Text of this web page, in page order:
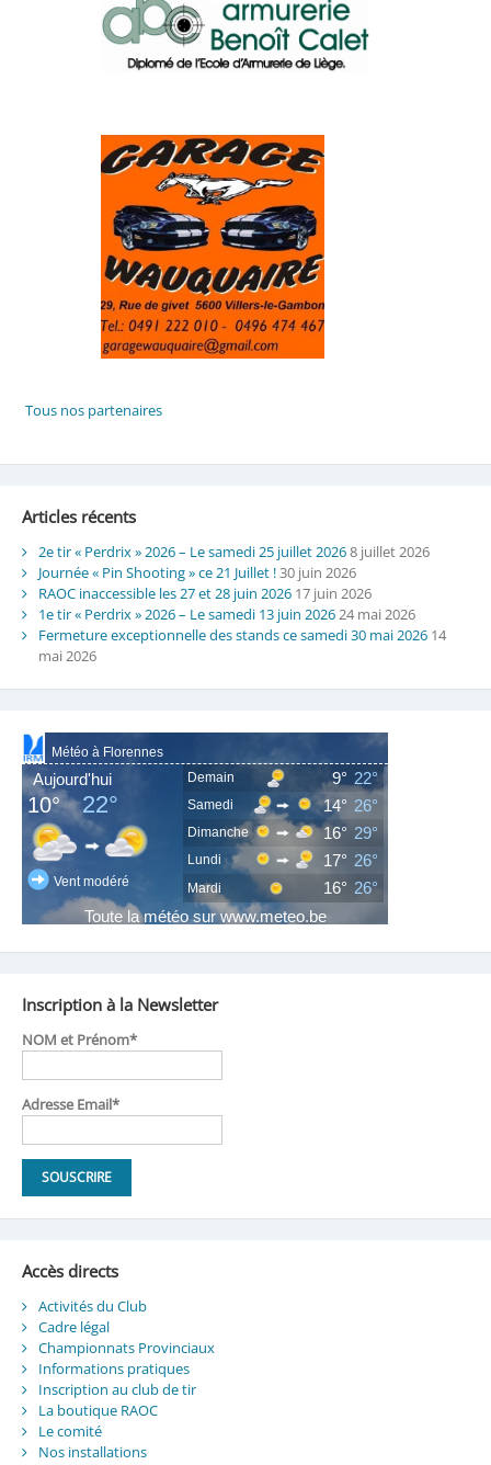
Tous nos partenaires
Articles récents
2e tir « Perdrix » 2026 – Le samedi 25 juillet 20268 juillet 2026
Journée « Pin Shooting » ce 21 Juillet !30 juin 2026
RAOC inaccessible les 27 et 28 juin 2026 17 juin 2026
1e tir « Perdrix » 2026 – Le samedi 13 juin 202624 mai 2026
Fermeture exceptionnelle des stands ce samedi 30 mai 2026 14
mai 2026
Inscription à la Newsletter
NOM et Prénom*
Adresse Email*
Accès directs
Activités du Club
Cadre légal
Championnats Provinciaux
Informations pratiques
Inscription au club de tir
La boutique RAOC
Le comité
Nos installations